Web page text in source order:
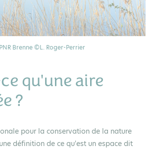
PNR Brenne ©L. Roger-Perrier
qu'une aire
?
pour la conservation de la nature
définition de ce qu'est un espace dit